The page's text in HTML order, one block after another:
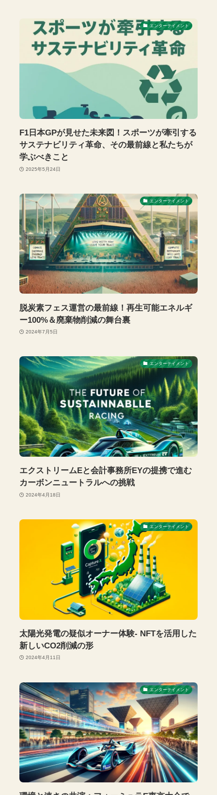
エンターテイメント
F1日本GPが見せた未来図！スポーツが牽引する
サステナビリティ革命、その最前線と私たちが
学ぶべきこと
2025年5月24日
エンターテイメント
脱炭素フェス運営の最前線！再生可能エネルギ
ー100%＆廃棄物削減の舞台裏
2024年7月5日
エンターテイメント
エクストリームEと会計事務所EYの提携で進む
カーボンニュートラルへの挑戦
2024年4月18日
エンターテイメント
太陽光発電の疑似オーナー体験- NFTを活用した
新しいCO2削減の形
2024年4月11日
エンターテイメント